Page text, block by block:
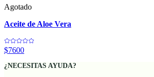
Agotado
Aceite de Aloe Vera
$7600
¿NECESITAS AYUDA?